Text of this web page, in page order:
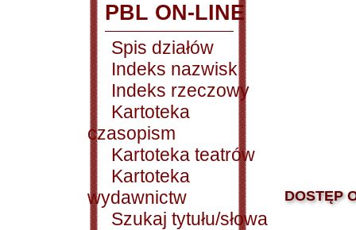
PBL ON-LINE
Spis działów
Indeks nazwisk
Indeks rzeczowy
Kartoteka
czasopism
Kartoteka teatrów
Kartoteka
wydawnictw
Szukaj tytułu/słowa
DOSTĘP